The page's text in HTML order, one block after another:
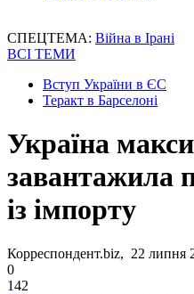
СПЕЦТЕМА: Війна в Ірані
ВСІ ТЕМИ
Вступ України в ЄС
Теракт в Барселоні
Україна
завантажила
із імпорту
Корреспондент.biz, 22 липня
0
142